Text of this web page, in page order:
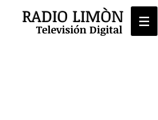
RADIO LIMÒN
Televisión Digital